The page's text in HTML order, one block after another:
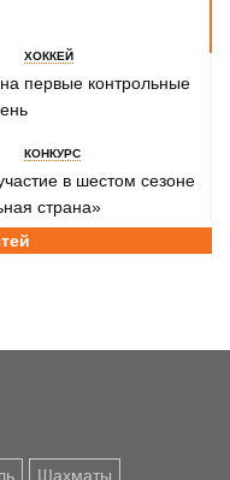
ХОККЕЙ
первые контрольные
КОНКУРС
в шестом сезоне
страна»
СПОРТИВНАЯ ПОЛИТИКА
ГРЕБЛЯ НА БАЙДАРКАХ И КАНОЭ
Шахматы